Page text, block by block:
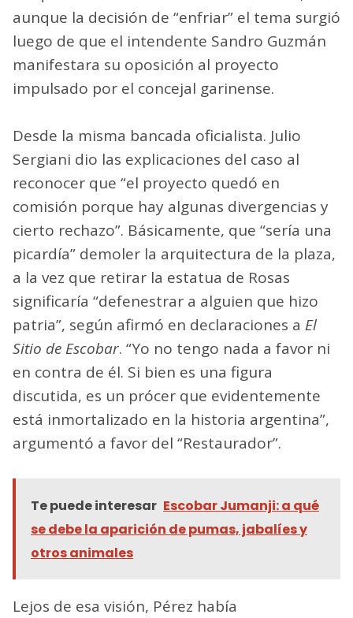
aunque la decisión de “enfriar” el tema surgió
luego de que el intendente Sandro Guzmán
manifestara su oposición al proyecto
impulsado por el concejal garinense.
Desde la misma bancada oficialista. Julio
Sergiani dio las explicaciones del caso al
reconocer que “el proyecto quedó en
comisión porque hay algunas divergencias y
cierto rechazo”. Básicamente, que “sería una
picardía” demoler la arquitectura de la plaza,
a la vez que retirar la estatua de Rosas
significaría “defenestrar a alguien que hizo
patria”, según afirmó en declaraciones a El
Sitio de Escobar. “Yo no tengo nada a favor ni
en contra de él. Si bien es una figura
discutida, es un prócer que evidentemente
está inmortalizado en la historia argentina”,
argumentó a favor del “Restaurador”.
Te puede interesar Escobar Jumanji: a qué
se debe la aparición de pumas, jabalíes y
otros animales
Lejos de esa visión, Pérez había